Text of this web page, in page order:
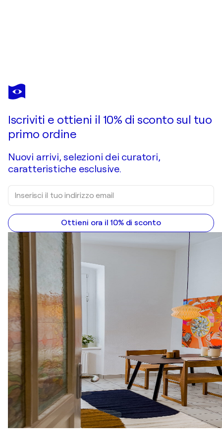
MAXIMILIEN LUCE
Le champs au chêne
Iscriviti e ottieni il 10% di sconto sul tuo
primo ordine
Nuovi arrivi, selezioni dei curatori,
caratteristiche esclusive.
Ottieni ora il 10% di sconto